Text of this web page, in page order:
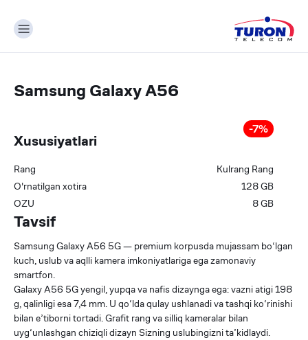
Samsung Galaxy A56
-7%
Xususiyatlari
Rang Kulrang Rang
О'rnatilgan xotira
128GB
OZU
8GB
Tavsif
Samsung Galaxy A56 5G — premium korpusda mujassam bo‘lgan
kuch, uslub va aqlli kamera imkoniyatlariga ega zamonaviy
smartfon.
Galaxy A56 5G yengil, yupqa va nafis dizaynga ega: vazni atigi 198
g, qalinligi esa 7,4 mm. U qo‘lda qulay ushlanadi va tashqi ko‘rinishi
bilan e’tiborni tortadi. Grafit rang va silliq kameralar bilan
uyg‘unlashgan chiziqli dizayn Sizning uslubingizni ta’kidlaydi.